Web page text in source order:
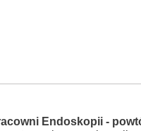
Endoskopii -